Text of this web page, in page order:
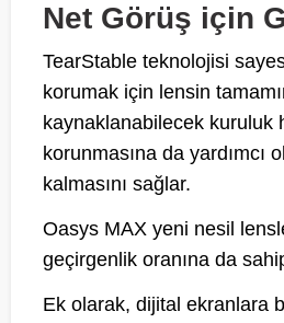
Net Görüş için
TearStable teknolojisi
korumak için lensin
kaynaklanabilecek kuruluk
korunmasına da yardımcı
kalmasını sağlar.
Oasys MAX yeni nesil
geçirgenlik oranına da
Ek olarak, dijital ekranlara